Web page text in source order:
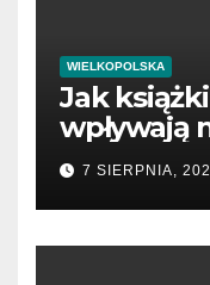
WIELKOPOLSKA
Jak
wpływają
7 SIERPNIA,